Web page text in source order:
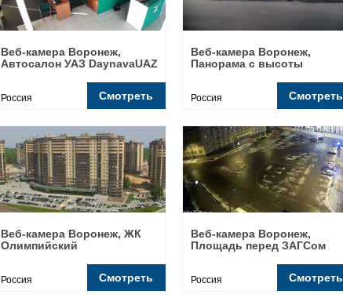
Веб-камера Воронеж,
Автосалон УАЗ DaynavaUAZ
Россия Смотреть
Веб-камера Воронеж,
Панорама с высоты
Россия Смотреть
Веб-камера Воронеж, ЖК
Олимпийский
Россия Смотреть
Веб-камера Воронеж,
Площадь перед ЗАГСом
Россия Смотреть